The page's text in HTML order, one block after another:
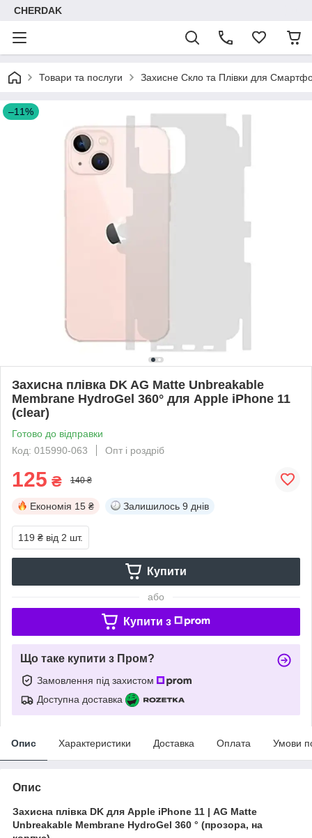
CHERDAK
Товари та послуги Захисне Скло та Плівки для
–11%
Захисна плівка DK AG Matte Unbreakable
Membrane HydroGel 360° для Apple iPhone 11
(clear)
Готово до відправки
Код: 015990-063
Опт і роздріб
125 ₴ 140 ₴
Економія 15 ₴ Залишилось 9 днів
119 ₴ від 2 шт.
Купити
або
Купити з
Що таке купити з Пром?
Замовлення під захистом
Доступна доставка
Опис Характеристики Доставка Оплата Умови
Опис
Захисна плівка DK для Apple iPhone 11 | AG Matte
Unbreakable Membrane HydroGel 360 ° (прозора, на